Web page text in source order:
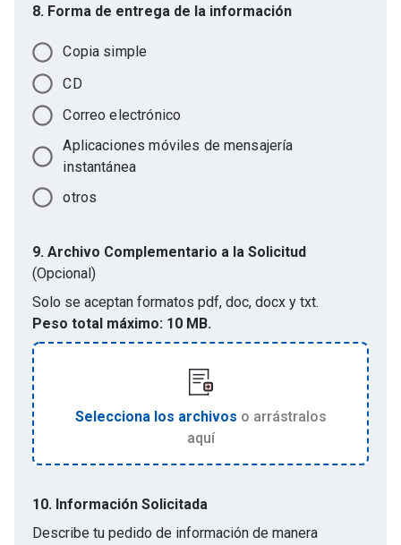
8. Forma de entrega de la información
Copia simple
CD
Correo electrónico
Aplicaciones móviles de mensajería
instantánea
otros
9. Archivo Complementario a la Solicitud
(Opcional)
Solo se aceptan formatos pdf, doc, docx y txt.
Peso total máximo: 10 MB.
Selecciona los archivos o arrástralos
aquí
10. Información Solicitada
Describe tu pedido de información de manera